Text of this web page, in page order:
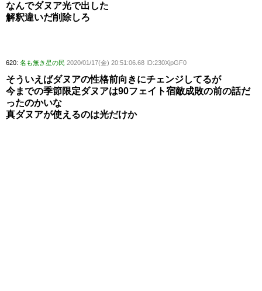
なんでダヌア光で出した
解釈違いだ削除しろ
620: 名も無き星の民 2020/01/17(金) 20:51:06.68 ID:230XjpGF0
そういえばダヌアの性格前向きにチェンジしてるが
今までの季節限定ダヌアは90フェイト宿敵成敗の前の話だ
ったのかいな
真ダヌアが使えるのは光だけか